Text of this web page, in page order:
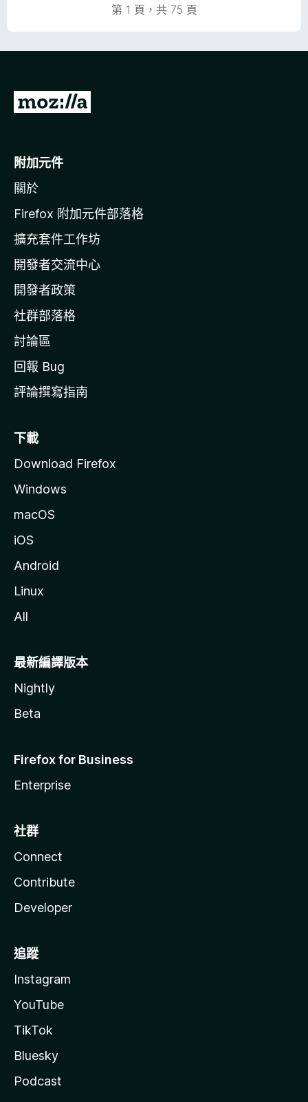
第 1 頁，共 75 頁
前
o
i
l
a
官
網
附加元件
關於
Firefox 附加元件部落格
擴充套件工作坊
開發者交流中心
開發者政策
社群部落格
討論區
回報 Bug
評論撰寫指南
下載
Download Firefox
Windows
macOS
iOS
Android
Linux
All
最新編譯版本
Nightly
Beta
Firefox for Business
Enterprise
社群
Connect
Contribute
Developer
追蹤
Instagram
YouTube
TikTok
Bluesky
Podcast